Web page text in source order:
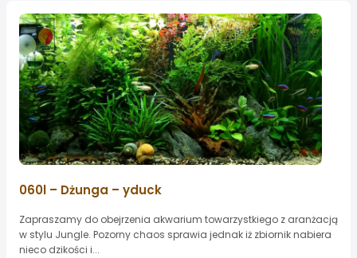
060l – Dżunga – yduck
Zapraszamy do obejrzenia akwarium towarzystkiego z aranżacją
w stylu Jungle. Pozorny chaos sprawia jednak iż zbiornik nabiera
nieco dzikości i...